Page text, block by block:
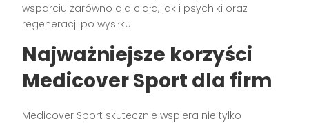
wsparciu zarówno dla ciała, jak i psychiki oraz
regeneracji po wysiłku.
Najważniejsze korzyści
Medicover Sport dla firm
Medicover Sport skutecznie wspiera nie tylko